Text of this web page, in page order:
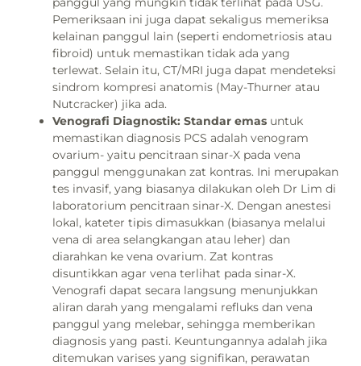
Pemeriksaan ini juga dapat sekaligus memeriksa
kelainan panggul lain (seperti endometriosis atau
fibroid) untuk memastikan tidak ada yang
terlewat. Selain itu, CT/MRI juga dapat mendeteksi
sindrom kompresi anatomis (May-Thurner atau
Nutcracker) jika ada.
Venografi Diagnostik: Standar emas untuk
memastikan diagnosis PCS adalah venogram
ovarium- yaitu pencitraan sinar-X pada vena
panggul menggunakan zat kontras. Ini merupakan
tes invasif, yang biasanya dilakukan oleh Dr Lim di
laboratorium pencitraan sinar-X. Dengan anestesi
lokal, kateter tipis dimasukkan (biasanya melalui
vena di area selangkangan atau leher) dan
diarahkan ke vena ovarium. Zat kontras
disuntikkan agar vena terlihat pada sinar-X.
Venografi dapat secara langsung menunjukkan
aliran darah yang mengalami refluks dan vena
panggul yang melebar, sehingga memberikan
diagnosis yang pasti. Keuntungannya adalah jika
ditemukan varises yang signifikan, perawatan